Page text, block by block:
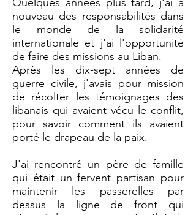
nouveau des responsabilités dans
le monde de la solidarité
internationale et j'ai l'opportunité
de faire des missions au Liban.
Après les dix-sept années de
guerre civile, j'avais pour mission
de récolter les témoignages des
libanais qui avaient vécu le conflit,
pour savoir comment ils avaient
porté le drapeau de la paix.
J'ai rencontré un père de famille
qui était un fervent partisan pour
maintenir les passerelles par
dessus la ligne de front qui